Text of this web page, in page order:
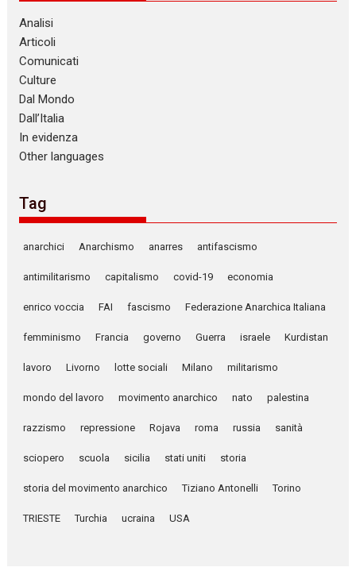
Analisi
Articoli
Comunicati
Culture
Dal Mondo
Dall’Italia
In evidenza
Other languages
Tag
anarchici Anarchismo anarres antifascismo
antimilitarismo capitalismo covid-19 economia
enrico voccia FAI fascismo Federazione Anarchica Italiana
femminismo Francia governo Guerra israele Kurdistan
lavoro Livorno lotte sociali Milano militarismo
mondo del lavoro movimento anarchico nato palestina
razzismo repressione Rojava roma russia sanità
sciopero scuola sicilia stati uniti storia
storia del movimento anarchico Tiziano Antonelli Torino
TRIESTE Turchia ucraina USA